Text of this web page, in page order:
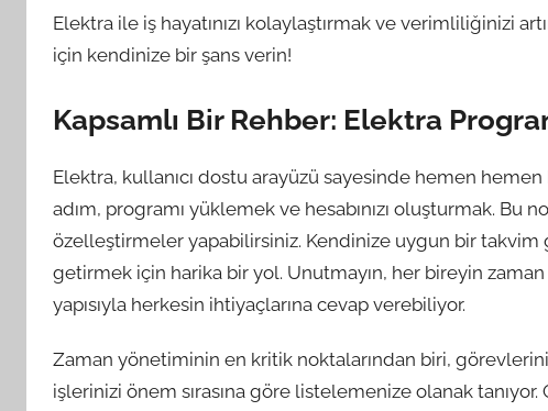
Elektra ile iş hayatınızı kolaylaştırmak ve verimliliğinizi
için kendinize bir şans verin!
Kapsamlı Bir Rehber: Elektra
Elektra, kullanıcı dostu arayüzü sayesinde hemen
adım, programı yüklemek ve hesabınızı oluşturmak. Bu
özelleştirmeler yapabilirsiniz. Kendinize uygun bir takvim
getirmek için harika bir yol. Unutmayın, her bireyin
yapısıyla herkesin ihtiyaçlarına cevap verebiliyor.
Zaman yönetiminin en kritik noktalarından biri,
işlerinizi önem sırasına göre listelemenize olanak